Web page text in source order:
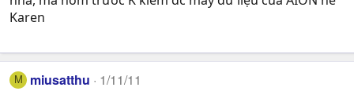
Karen
M miusatthu 1/11/11